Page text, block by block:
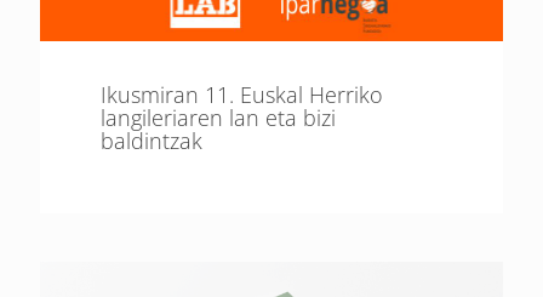
Ikusmiran 11. Euskal Herriko
langileriaren lan eta bizi
baldintzak